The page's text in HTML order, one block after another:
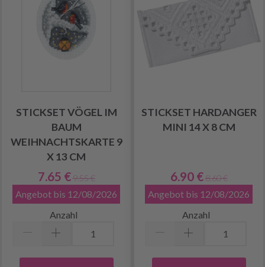
STICKSET VÖGEL IM
BAUM
WEIHNACHTSKARTE 9
X 13 CM
7.65 € 9.55 €
Angebot bis 12/08/2026
Anzahl
STICKSET HARDANGER
MINI 14 X 8 CM
6.90 € 8.60 €
Angebot bis 12/08/2026
Anzahl